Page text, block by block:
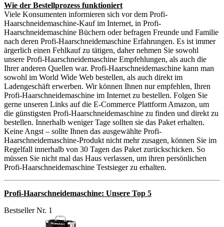
Wie der Bestellprozess funktioniert
Viele Konsumenten informieren sich vor dem Profi-
Haarschneidemaschine-Kauf im Internet, in Profi-
Haarschneidemaschine Büchern oder befragen Freunde und Familie
nach deren Profi-Haarschneidemaschine Erfahrungen. Es ist immer
ärgerlich einen Fehlkauf zu tätigen, daher nehmen Sie sowohl
unsere Profi-Haarschneidemaschine Empfehlungen, als auch die
Ihrer anderen Quellen war. Profi-Haarschneidemaschine kann man
sowohl im World Wide Web bestellen, als auch direkt im
Ladengeschäft erwerben. Wir können Ihnen nur empfehlen, Ihren
Profi-Haarschneidemaschine im Internet zu bestellen. Folgen Sie
gerne unseren Links auf die E-Commerce Plattform Amazon, um
die günstigsten Profi-Haarschneidemaschine zu finden und direkt zu
bestellen. Innerhalb weniger Tage sollten sie das Paket erhalten.
Keine Angst – sollte Ihnen das ausgewählte Profi-
Haarschneidemaschine-Produkt nicht mehr zusagen, können Sie im
Regelfall innerhalb von 30 Tagen das Paket zurückschicken. So
müssen Sie nicht mal das Haus verlassen, um ihren persönlichen
Profi-Haarschneidemaschine Testsieger zu erhalten.
Profi-Haarschneidemaschine: Unsere Top 5
Bestseller Nr. 1